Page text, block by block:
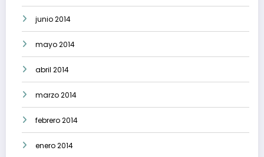
junio 2014
mayo 2014
abril 2014
marzo 2014
febrero 2014
enero 2014